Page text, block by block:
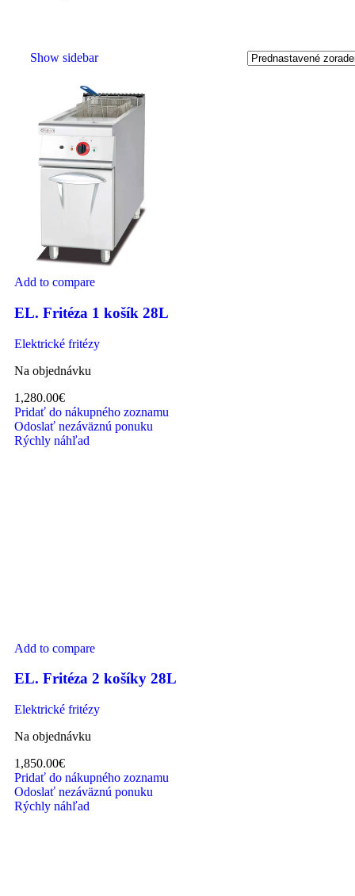
Show sidebar
Add to compare
EL. Fritéza 1 košík 28L
Elektrické fritézy
Na objednávku
1,280.00€
Pridať do nákupného zoznamu
Odoslať nezáväznú ponuku
Rýchly náhľad
Add to compare
EL. Fritéza 2 košíky 28L
Elektrické fritézy
Na objednávku
1,850.00€
Pridať do nákupného zoznamu
Odoslať nezáväznú ponuku
Rýchly náhľad